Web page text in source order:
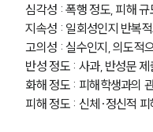
심각성 : 폭행 정도, 피해
지속성 : 일회성인지 반복
고의성 : 실수인지, 의도적
반성 정도 : 사과, 반성문
화해 정도 : 피해학생과의
피해 정도 : 신체·정신적